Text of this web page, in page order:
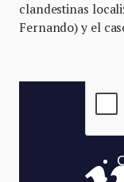
clandestinas
Fernando) y el